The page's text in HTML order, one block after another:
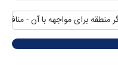
مواجهه با آن منافع پایدار